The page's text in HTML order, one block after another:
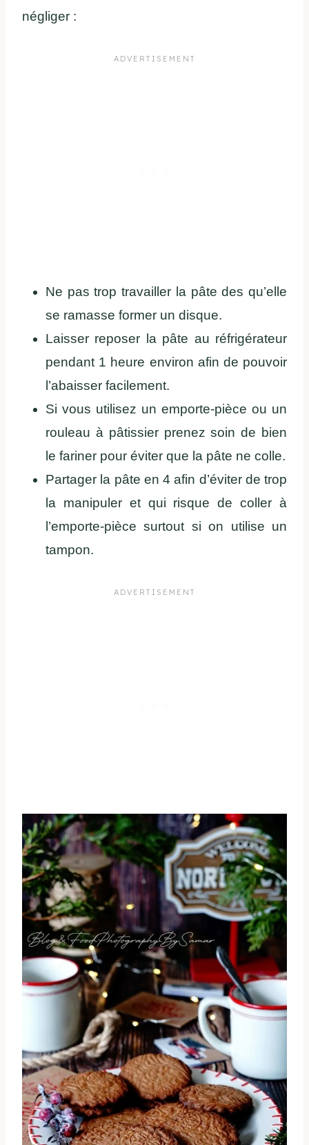
négliger :
Ne pas trop travailler la pâte des qu’elle
se ramasse former un disque.
Laisser reposer la pâte au réfrigérateur
pendant 1 heure environ afin de pouvoir
l’abaisser facilement.
Si vous utilisez un emporte-pièce ou un
rouleau à pâtissier prenez soin de bien
le fariner pour éviter que la pâte ne colle.
Partager la pâte en 4 afin d’éviter de trop
la manipuler et qui risque de coller à
l’emporte-pièce surtout si on utilise un
tampon.